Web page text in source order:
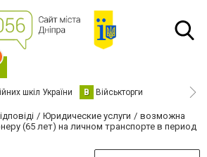
шкіл України В Військторги
Юридические услуги
возможна
(65 лет) на личном транспорте в период